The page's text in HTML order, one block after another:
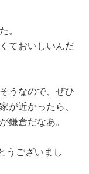
。
ておいしいんだ
うなので、ぜひ
が近かったら、
鎌倉だなあ。
うございまし